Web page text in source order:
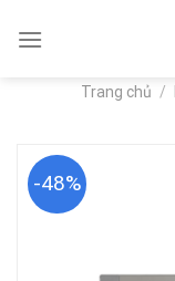
Trang chủ /
-48%